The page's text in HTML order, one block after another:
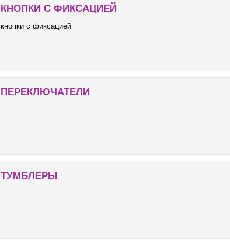
КНОПКИ С ФИКСАЦИЕЙ
кнопки с фиксацией
ПЕРЕКЛЮЧАТЕЛИ
ТУМБЛЕРЫ